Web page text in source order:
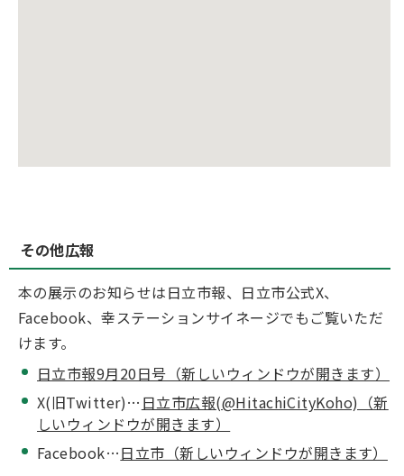
その他広報
本の展示のお知らせは日立市報、日立市公式X、
Facebook、幸ステーションサイネージでもご覧いただ
けます。
日立市報9月20日号（新しいウィンドウが開きます）
X(旧Twitter)… 日立市広報(@HitachiCityKoho)（新
しいウィンドウが開きます）
Facebook…日立市（新しいウィンドウが開きます）